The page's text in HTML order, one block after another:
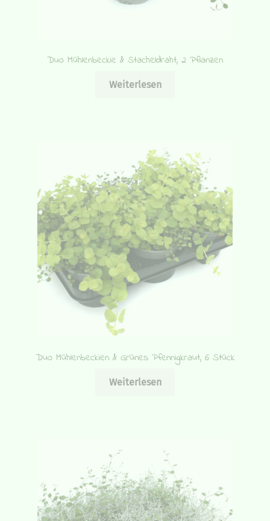
Duo Mühlenbeckie & Stacheldraht, 2 Pflanzen
Weiterlesen
Duo Mühlenbeckien & Grünes Pfennigkraut, 6 Stück
Weiterlesen